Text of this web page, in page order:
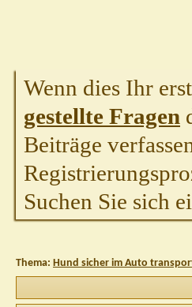
Wenn dies Ihr
gestellte Fragen
Beiträge
Suchen Sie sich
Thema: Hund sicher im Auto